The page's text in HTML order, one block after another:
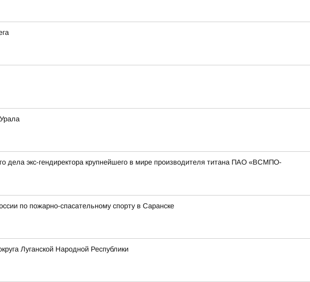
дела экс-гендиректора крупнейшего в мире производителя титана ПАО «ВСМПО-
по пожарно-спасательному спорту в Саранске
Луганской Народной Республики